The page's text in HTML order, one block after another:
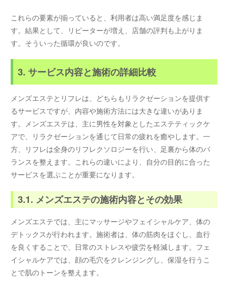
これらの要素が揃っていると、利用者は高い満足度を感じま
す。結果として、リピーターが増え、店舗の評判も上がりま
す。そういった循環が良いのです。
3. サービス内容と施術の詳細比較
メンズエステとリフレは、どちらもリラクゼーションを提供す
るサービスですが、内容や施術方法には大きな違いがありま
す。メンズエステは、主に男性を対象としたエステティックケ
アで、リラクゼーションを通じて日常の疲れを癒やします。一
方、リフレは全身のリフレクソロジーを行い、足裏から体のバ
ランスを整えます。これらの違いにより、自分の目的に合った
サービスを選ぶことが重要になります。
3.1. メンズエステの施術内容とその効果
メンズエステでは、主にマッサージやフェイシャルケア、体の
デトックスが行われます。施術者は、体の筋肉をほぐし、血行
を良くすることで、日常のストレスや疲労を軽減します。フェ
イシャルケアでは、顔の毛穴をクレンジングし、保湿を行うこ
とで肌のトーンを整えます。